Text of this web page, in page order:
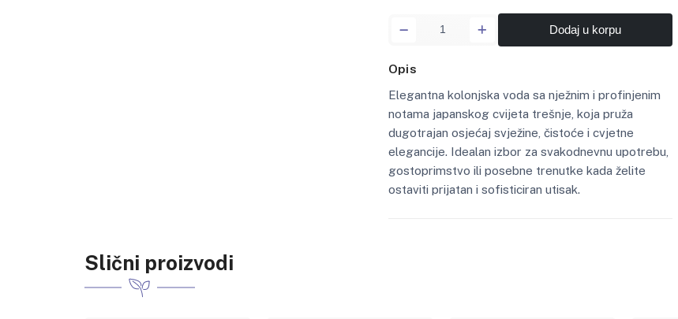
Dodaj u korpu
Opis
Elegantna kolonjska voda sa nježnim i profinjenim
notama japanskog cvijeta trešnje, koja pruža
dugotrajan osjećaj svježine, čistoće i cvjetne
elegancije. Idealan izbor za svakodnevnu upotrebu,
gostoprimstvo ili posebne trenutke kada želite
ostaviti prijatan i sofisticiran utisak.
Slični proizvodi